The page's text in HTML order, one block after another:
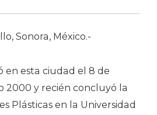
Sonora, México.-
en esta ciudad el 8 de
2000 y recién concluyó la
Plásticas en la Universidad